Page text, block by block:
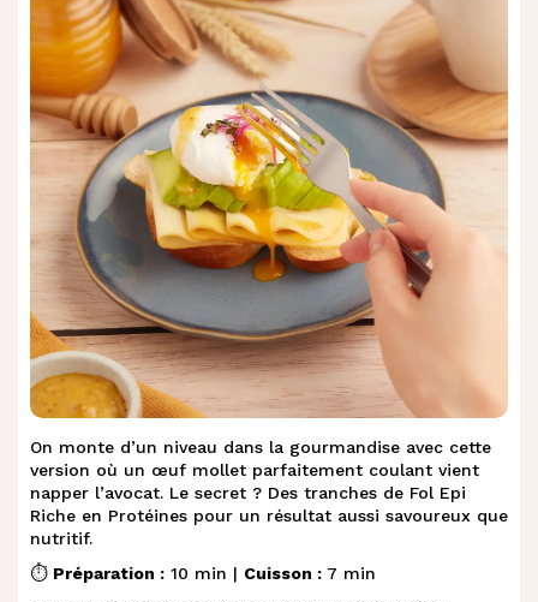
On monte d’un niveau dans la gourmandise avec cette
version où un œuf mollet parfaitement coulant vient
napper l’avocat. Le secret ? Des tranches de Fol Epi
Riche en Protéines pour un résultat aussi savoureux que
nutritif.
⏱️ Préparation : 10 min | Cuisson : 7 min